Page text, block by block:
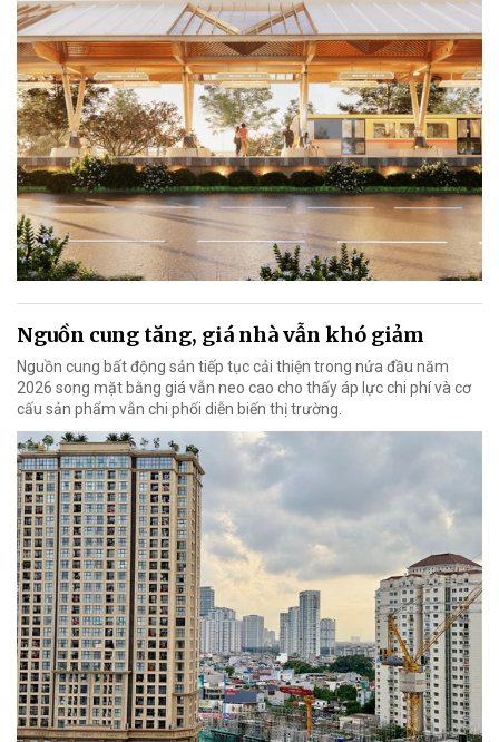
Nguồn cung tăng, giá nhà vẫn khó giảm
Nguồn cung bất động sản tiếp tục cải thiện trong nửa đầu năm
2026 song mặt bằng giá vẫn neo cao cho thấy áp lực chi phí và cơ
cấu sản phẩm vẫn chi phối diễn biến thị trường.